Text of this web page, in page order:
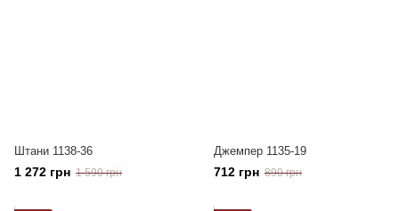
Штани 1138-36
1 272 грн 1 590 грн
Джемпер 1135-19
712 грн 890 грн